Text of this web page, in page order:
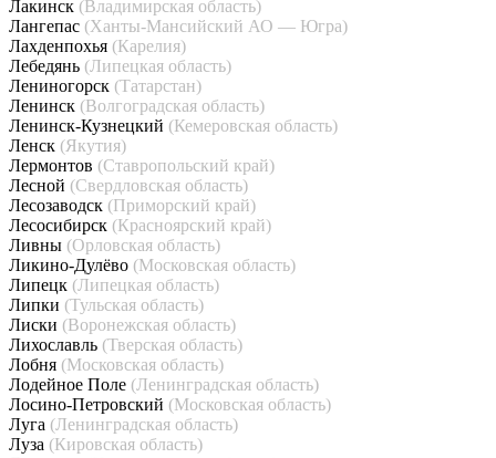
Лакинск (Владимирская область)
Лангепас (Ханты-Мансийский АО — Югра)
Лахденпохья (Карелия)
Лебедянь (Липецкая область)
Лениногорск (Татарстан)
Ленинск (Волгоградская область)
Ленинск-Кузнецкий (Кемеровская область)
Ленск (Якутия)
Лермонтов (Ставропольский край)
Лесной (Свердловская область)
Лесозаводск (Приморский край)
Лесосибирск (Красноярский край)
Ливны (Орловская область)
Ликино-Дулёво (Московская область)
Липецк (Липецкая область)
Липки (Тульская область)
Лиски (Воронежская область)
Лихославль (Тверская область)
Лобня (Московская область)
Лодейное Поле (Ленинградская область)
Лосино-Петровский (Московская область)
Луга (Ленинградская область)
Луза (Кировская область)